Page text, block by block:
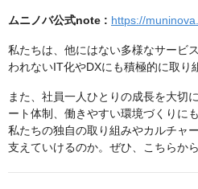
ムニノバ公式note : https://
私たちは、他にはない多様なサービ
われないIT化やDXにも積極的に取り
また、社員一人ひとりの成長を大切
ート体制、働きやすい環境づくりに
私たちの独自の取り組みやカルチャ
支えていけるのか。ぜひ、こちらか